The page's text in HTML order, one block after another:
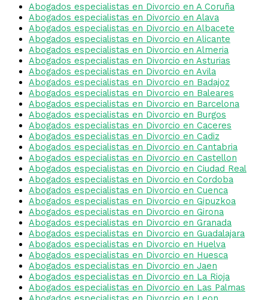
Abogados especialistas en Divorcio en A Coruña
Abogados especialistas en Divorcio en Alava
Abogados especialistas en Divorcio en Albacete
Abogados especialistas en Divorcio en Alicante
Abogados especialistas en Divorcio en Almeria
Abogados especialistas en Divorcio en Asturias
Abogados especialistas en Divorcio en Avila
Abogados especialistas en Divorcio en Badajoz
Abogados especialistas en Divorcio en Baleares
Abogados especialistas en Divorcio en Barcelona
Abogados especialistas en Divorcio en Burgos
Abogados especialistas en Divorcio en Caceres
Abogados especialistas en Divorcio en Cadiz
Abogados especialistas en Divorcio en Cantabria
Abogados especialistas en Divorcio en Castellon
Abogados especialistas en Divorcio en Ciudad Real
Abogados especialistas en Divorcio en Cordoba
Abogados especialistas en Divorcio en Cuenca
Abogados especialistas en Divorcio en Gipuzkoa
Abogados especialistas en Divorcio en Girona
Abogados especialistas en Divorcio en Granada
Abogados especialistas en Divorcio en Guadalajara
Abogados especialistas en Divorcio en Huelva
Abogados especialistas en Divorcio en Huesca
Abogados especialistas en Divorcio en Jaen
Abogados especialistas en Divorcio en La Rioja
Abogados especialistas en Divorcio en Las Palmas